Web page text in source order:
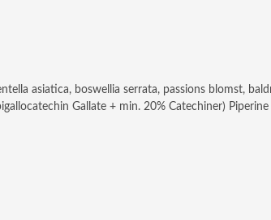
asiatica, boswellia serrata, passions blomst,
Gallate + min. 20% Catechiner)